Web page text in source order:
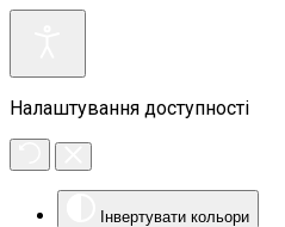
Налаштування доступності
Інвертувати кольори